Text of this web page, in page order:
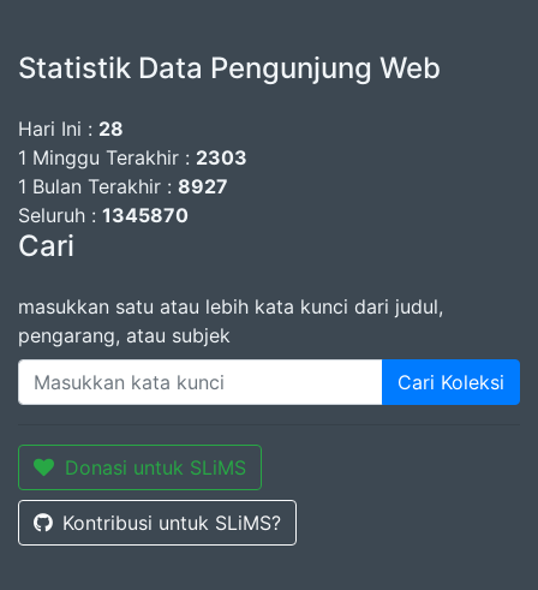
Statistik Data Pengunjung Web
Hari Ini : 28
1 Minggu Terakhir : 2303
1 Bulan Terakhir : 8927
Seluruh : 1345870
Cari
masukkan satu atau lebih kata kunci dari judul,
pengarang, atau subjek
Cari Koleksi
Donasi untuk SLiMS
Kontribusi untuk SLiMS?